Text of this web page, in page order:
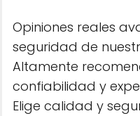
Opiniones reales
seguridad de
Altamente
confiabilidad y
Elige calidad y